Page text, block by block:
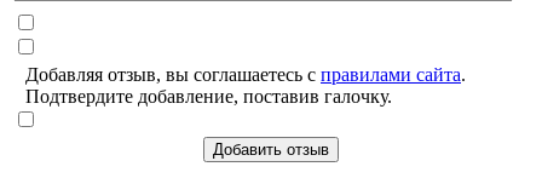
Добавляя отзыв, вы соглашаетесь с правилами сайта.
Подтвердите добавление, поставив галочку.
Добавить отзыв